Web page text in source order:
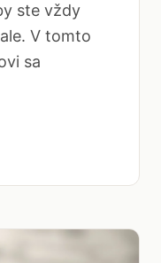
ste vždy
V tomto
sa